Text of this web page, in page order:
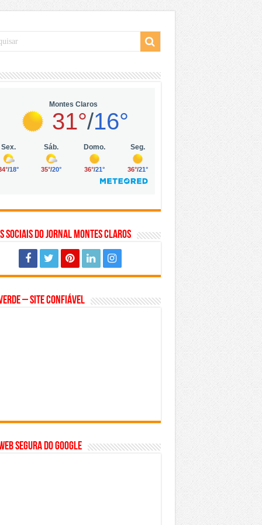
Vila Olímpia, em São Paulo
mil no digital
Sociais do Jornal Montes Claros
– Site Confiável
SEGURA do GOOGLE